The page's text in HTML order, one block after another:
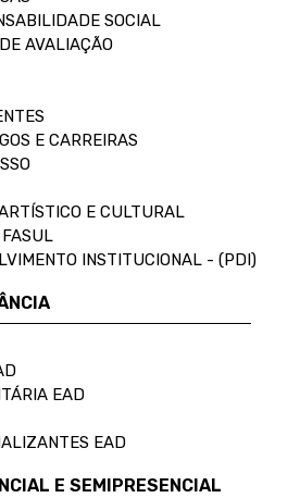
SOCIAL
AVALIAÇÃO
E CARREIRAS
E CULTURAL
INSTITUCIONAL - (PDI)
EAD
EAD
E SEMIPRESENCIAL